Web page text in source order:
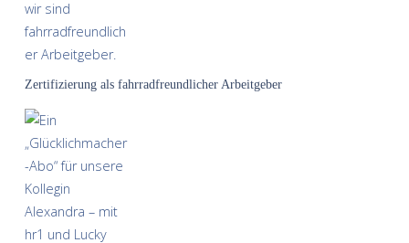
Zertifizierung als fahrradfreundlicher Arbeitgeber